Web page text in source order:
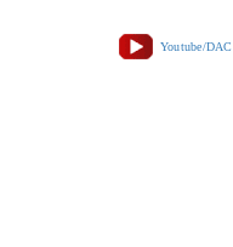
Youtube/DAC